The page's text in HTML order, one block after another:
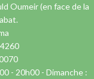
Oumeir (en face de la
- 20h00 - Dimanche :